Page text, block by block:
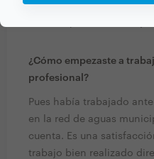
valorar mucho la
¿Cómo empezaste a
profesional?
Pues había trabajado
en la red de aguas
cuenta. Es una
trabajo bien realizado